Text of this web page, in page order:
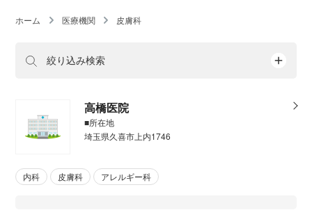
ホーム 医療機関 皮膚科
絞り込み検索
高橋医院
■所在地
埼玉県久喜市上内1746
内科 皮膚科 アレルギー科